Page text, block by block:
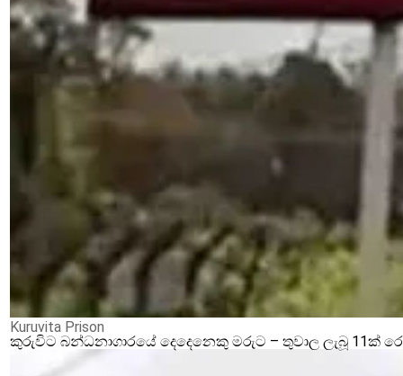
Kuruvita Prison
කුරුවිට බන්ධනාගාරයේ දෙදෙනෙකු මරුට – තුවාල ලැබූ 11ක්